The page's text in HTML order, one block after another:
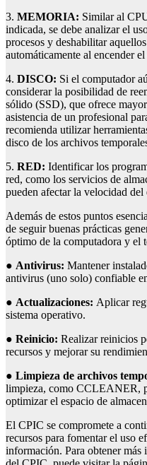
3. MEMORIA: Similar al
indicada, se debe analizar el
procesos y deshabilitar
automáticamente al encender
4. DISCO: Si el computador
considerar la posibilidad de
sólido (SSD), que ofrece
asistencia de un profesional
recomienda utilizar
disco de los archivos
5. RED: Identificar los
red, como los servicios de
pueden afectar la velocidad del
Además de estos puntos
de seguir buenas prácticas
óptimo de la computadora y el
● Antivirus: Mantener
antivirus (uno solo) confiable
● Actualizaciones: Aplicar
sistema operativo.
● Reinicio: Realizar reinicios
recursos y mejorar su
● Limpieza de archivos
limpieza, como CCLEANER,
optimizar el espacio de
El CPIC se compromete a
recursos para fomentar el uso
información. Para obtener más